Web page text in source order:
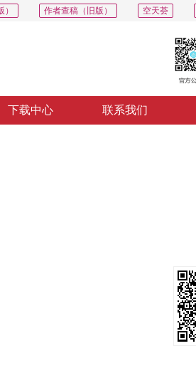
空天荟
作者查稿（旧版）
下载中心 联系我们